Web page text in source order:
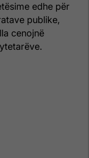
edhe për
publike,
cenojnë